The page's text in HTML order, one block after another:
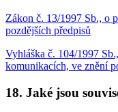
Zákon č. 13/1997 Sb., o
pozdějších předpisů
Vyhláška č. 104/1997
komunikacích, ve znění
18. Jaké jsou